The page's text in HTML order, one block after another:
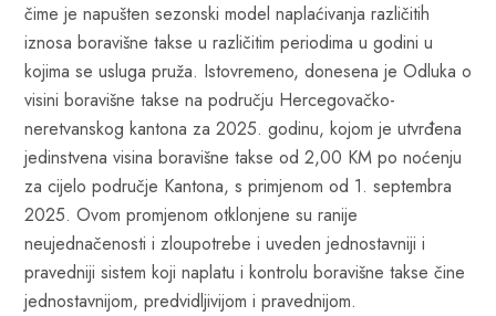
čime je napušten sezonski model naplaćivanja različitih
iznosa boravišne takse u različitim periodima u godini u
kojima se usluga pruža. Istovremeno, donesena je Odluka o
visini boravišne takse na području Hercegovačko-
neretvanskog kantona za 2025. godinu, kojom je utvrđena
jedinstvena visina boravišne takse od 2,00 KM po noćenju
za cijelo područje Kantona, s primjenom od 1. septembra
2025. Ovom promjenom otklonjene su ranije
neujednačenosti i zloupotrebe i uveden jednostavniji i
pravedniji sistem koji naplatu i kontrolu boravišne takse čine
jednostavnijom, predvidljivijom i pravednijom.